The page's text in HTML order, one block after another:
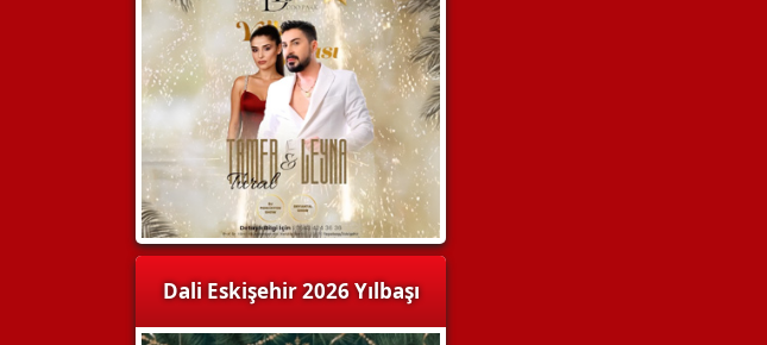
Dali Eskişehir 2026 Yılbaşı